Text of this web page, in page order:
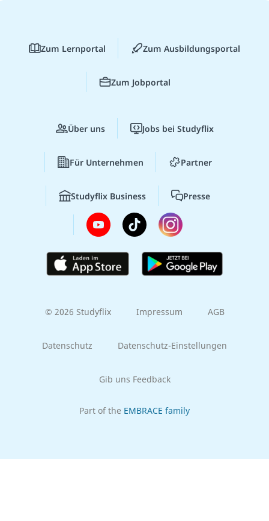
Zum Lernportal Zum Ausbildungsportal
Zum Jobportal
Über uns Jobs bei Studyflix
Für Unternehmen Partner
Studyflix Business Presse
© 2026 Studyflix Impressum AGB
Datenschutz Datenschutz-Einstellungen
Gib uns Feedback
Part of the EMBRACE family